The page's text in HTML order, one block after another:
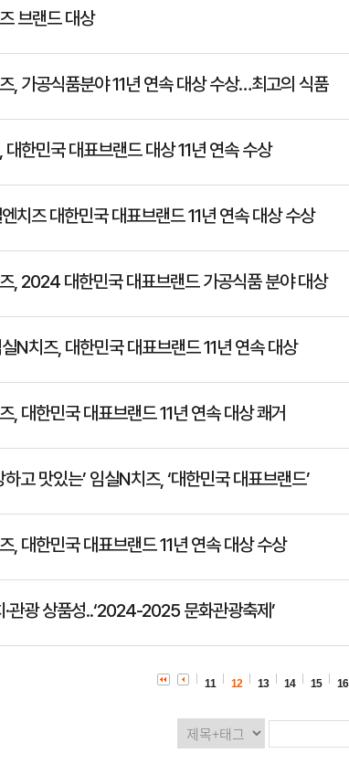
브랜드 대상
, 가공식품분야 11년 연속 대상 수상…최고의 식품
한민국 대표브랜드 대상 11년 연속 수상
치즈 대한민국 대표브랜드 11년 연속 대상 수상
, 2024 대한민국 대표브랜드 가공식품 분야 대상
N치즈, 대한민국 대표브랜드 11년 연속 대상
, 대한민국 대표브랜드 11년 연속 대상 쾌거
고 맛있는’ 임실N치즈, ‘대한민국 대표브랜드’
, 대한민국 대표브랜드 11년 연속 대상 수상
관광 상품성..‘2024-2025 문화관광축제’
11 12 13 14 15 16